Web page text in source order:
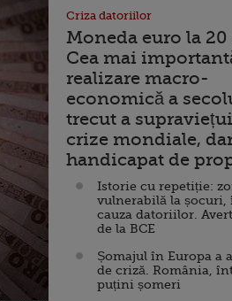
Criza datoriilor
Moneda euro la 20
Cea mai
realizare macro-
economică a
trecut a
crize mondiale,
handicapat de
Istorie cu repetiție:
vulnerabilă la
cauza datoriilor.
de la BCE
Șomajul în Europa a
de criză. România,
puțini șomeri